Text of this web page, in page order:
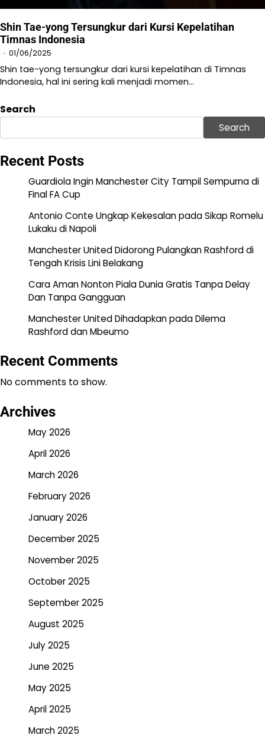
Shin Tae-yong Tersungkur dari Kursi Kepelatihan
Timnas Indonesia
01/06/2025
Shin tae-yong tersungkur dari kursi kepelatihan di Timnas
Indonesia, hal ini sering kali menjadi momen…
Search
Search
Recent Posts
Guardiola Ingin Manchester City Tampil Sempurna di
Final FA Cup
Antonio Conte Ungkap Kekesalan pada Sikap Romelu
Lukaku di Napoli
Manchester United Didorong Pulangkan Rashford di
Tengah Krisis Lini Belakang
Cara Aman Nonton Piala Dunia Gratis Tanpa Delay
Dan Tanpa Gangguan
Manchester United Dihadapkan pada Dilema
Rashford dan Mbeumo
Recent Comments
No comments to show.
Archives
May 2026
April 2026
March 2026
February 2026
January 2026
December 2025
November 2025
October 2025
September 2025
August 2025
July 2025
June 2025
May 2025
April 2025
March 2025